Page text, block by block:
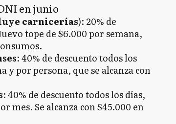
en junio
carnicerías): 20% de
tope de $6.000 por semana,
: 40% de descuento todos los
y por persona, que se alcanza con
: 40% de descuento todos los días,
mes. Se alcanza con $45.000 en